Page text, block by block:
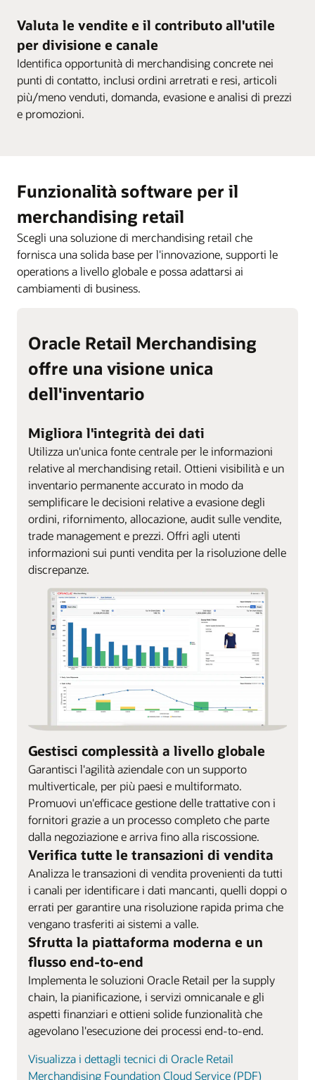
Valuta le vendite e il contributo all'utile
per divisione e canale
Identifica opportunità di merchandising concrete nei
punti di contatto, inclusi ordini arretrati e resi, articoli
più/meno venduti, domanda, evasione e analisi di prezzi
e promozioni.
Funzionalità software per il
merchandising retail
Scegli una soluzione di merchandising retail che
fornisca una solida base per l'innovazione, supporti le
operations a livello globale e possa adattarsi ai
cambiamenti di business.
Oracle Retail Merchandising
offre una visione unica
dell'inventario
Migliora l'integrità dei dati
Utilizza un'unica fonte centrale per le informazioni
relative al merchandising retail. Ottieni visibilità e un
inventario permanente accurato in modo da
semplificare le decisioni relative a evasione degli
ordini, rifornimento, allocazione, audit sulle vendite,
trade management e prezzi. Offri agli utenti
informazioni sui punti vendita per la risoluzione delle
discrepanze.
Gestisci complessità a livello globale
Garantisci l'agilità aziendale con un supporto
multiverticale, per più paesi e multiformato.
Promuovi un'efficace gestione delle trattative con i
fornitori grazie a un processo completo che parte
dalla negoziazione e arriva fino alla riscossione.
Verifica tutte le transazioni di vendita
Analizza le transazioni di vendita provenienti da tutti
i canali per identificare i dati mancanti, quelli doppi o
errati per garantire una risoluzione rapida prima che
vengano trasferiti ai sistemi a valle.
Sfrutta la piattaforma moderna e un
flusso end-to-end
Implementa le soluzioni Oracle Retail per la supply
chain, la pianificazione, i servizi omnicanale e gli
aspetti finanziari e ottieni solide funzionalità che
agevolano l'esecuzione dei processi end-to-end.
Visualizza i dettagli tecnici di Oracle Retail
Merchandising Foundation Cloud Service (PDF)